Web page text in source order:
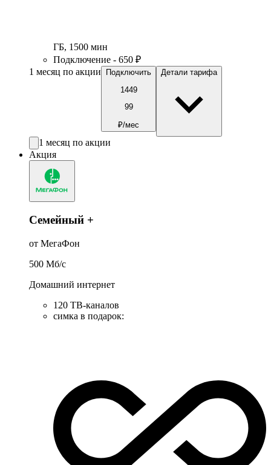
ГБ, 1500 мин
Подключение - 650 ₽
1 месяц по акции
Подключить
1449
99
₽/мес
Детали тарифа
1 месяц по акции
Акция
Семейный +
от МегаФон
500 Мб/c
Домашний интернет
120 ТВ-каналов
симка в подарок: